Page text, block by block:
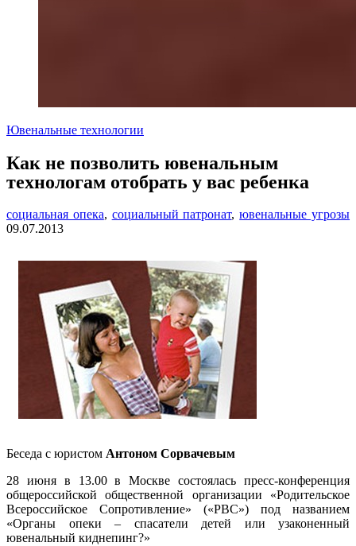
Ювенальные технологии
Как не позволить ювенальным
технологам отобрать у вас ребенка
социальная опека, социальный патронат,ювенальные угрозы
09.07.2013
Беседа с юристом Антоном Сорвачевым
28 июня в 13.00 в Москве состоялась пресс-конференция
общероссийской общественной организации «Родительское
Всероссийское Сопротивление» («РВС») под названием
«Органы опеки – спасатели детей или узаконенный
ювенальный киднепинг?»